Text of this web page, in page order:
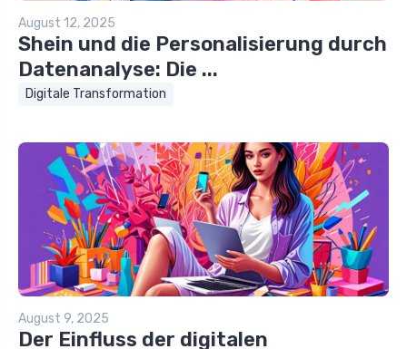
August 12, 2025
Shein und die Personalisierung durch
Datenanalyse: Die ...
Digitale Transformation
August 9, 2025
Der Einfluss der digitalen